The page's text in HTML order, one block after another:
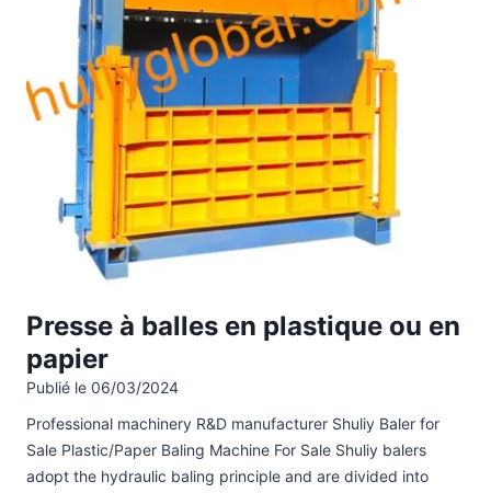
Presse à balles en plastique ou en
papier
Publié le 06/03/2024
Professional machinery R&D manufacturer Shuliy Baler for
Sale Plastic/Paper Baling Machine For Sale Shuliy balers
adopt the hydraulic baling principle and are divided into